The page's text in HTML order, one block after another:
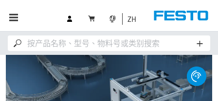
ZH